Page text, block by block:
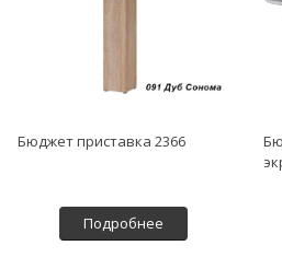
Бюджет приставка 2366
Подробнее